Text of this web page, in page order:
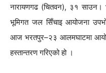
नारायणगढ (चितवन), ३१ साउन।
भूमिगत जल सिँचाइ आयोजना
आज भरतपुर–२३ आलमघाटमा
हस्तान्तरण गरिएको हो ।